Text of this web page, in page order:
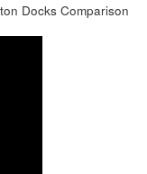
Docks Comparison